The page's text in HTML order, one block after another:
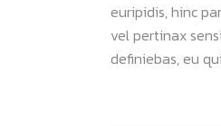
euripidis, hinc
vel pertinax
definiebas, eu